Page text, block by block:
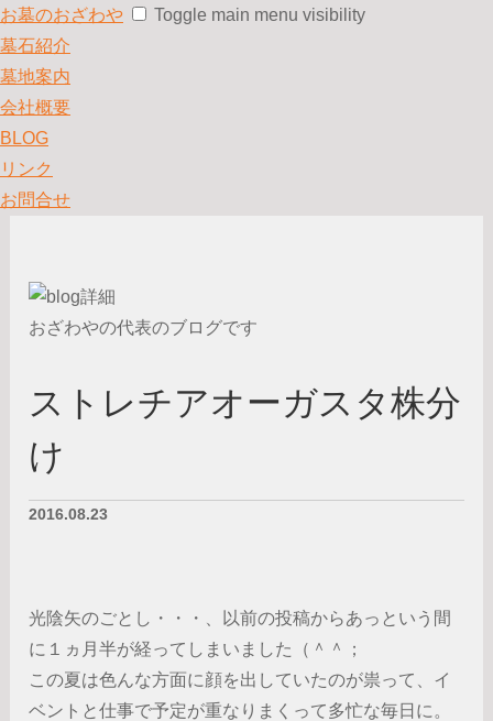
お墓のおざわや
Toggle main menu visibility
墓石紹介
墓地案内
会社概要
BLOG
リンク
お問合せ
おざわやの代表のブログです
ストレチアオーガスタ株分
け
2016.08.23
光陰矢のごとし・・・、以前の投稿からあっという間
に１ヵ月半が経ってしまいました（＾＾；
この夏は色んな方面に顔を出していたのが祟って、イ
ベントと仕事で予定が重なりまくって多忙な毎日に。